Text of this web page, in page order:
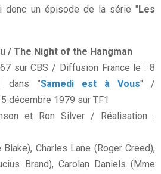
donc un épisode de la série " Les
/ The Night of the Hangman
sur CBS / Diffusion France le : 8
dans "Samedi est à Vous" /
décembre 1979 sur TF1
et Ron Silver / Réalisation :
Charles Lane (Roger Creed),
Brand), Carolan Daniels (Mme